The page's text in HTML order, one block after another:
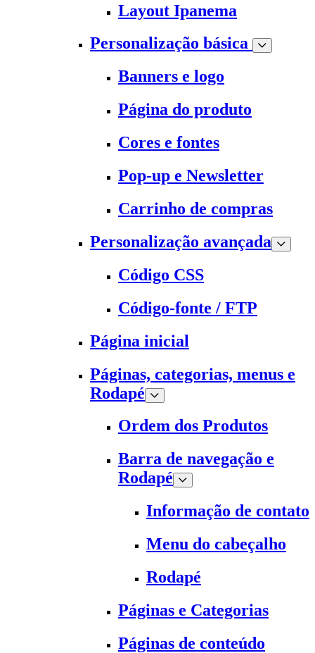
Layout Ipanema
Personalização básica
Banners e logo
Página do produto
Cores e fontes
Pop-up e Newsletter
Carrinho de compras
Personalização avançada
Código CSS
Código-fonte / FTP
Página inicial
Páginas, categorias, menus e
Rodapé
Ordem dos Produtos
Barra de navegação e
Rodapé
Informação de contato
Menu do cabeçalho
Rodapé
Páginas e Categorias
Páginas de conteúdo